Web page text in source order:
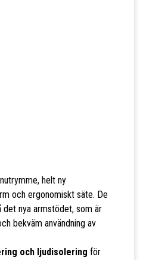
helt ny
och ergonomiskt säte. De
nya armstödet, som är
bekväm användning av
och ljudisolering för